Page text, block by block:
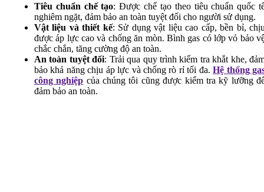
Bếp Á
Tiêu chuẩn chế tạo: Được chế tạo theo tiêu chuẩn quốc
nghiêm ngặt, đảm bảo an toàn tuyệt đối cho người sử dụng.
Vật liệu và thiết kế: Sử dụng vật liệu cao cấp, bền bỉ,
được áp lực cao và chống ăn mòn. Bình gas có lớp vỏ bảo
chắc chắn, tăng cường độ an toàn.
An toàn tuyệt đối: Trải qua quy trình kiểm tra khắt khe,
bảo khả năng chịu áp lực và chống rò rỉ tối đa.Hệ thống
công nghiệp của chúng tôi cũng được kiểm tra kỹ lưỡng
đảm bảo an toàn.